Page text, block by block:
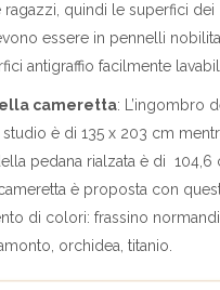
ragazzi, quindi le superfici dei
essere in pennelli
antigraffio facilmente
cameretta: L’ingombro
è di 135 x 203 cm
pedana rialzata è di 104,6
è proposta con
di colori: frassino
orchidea, titanio.